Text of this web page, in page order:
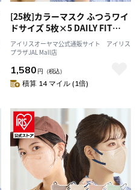
[25枚]カラーマスク ふつうワイ
ドサイズ 5枚×5 DAILY FIT
MASK ニュアンスグレー
アイリスオーヤマ公式通販サイト アイリス
プラザJAL Mall店
1,580 円 （税込）
積算 14 マイル (1倍)